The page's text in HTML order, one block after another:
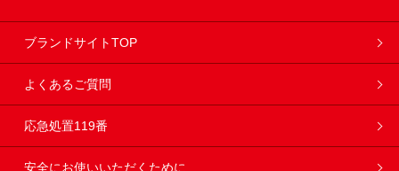
ブランドサイトTOP
よくあるご質問
応急処置119番
安全にお使いいただくために